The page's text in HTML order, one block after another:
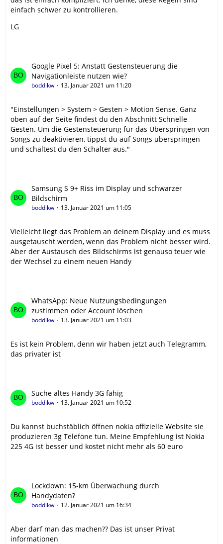
einfach schwer zu kontrollieren.
LG
Google Pixel 5: Anstatt Gestensteuerung die
Navigationleiste nutzen wie?
boddikw 13. Januar 2021 um 11:20
"Einstellungen > System > Gesten > Motion Sense. Ganz
oben auf der Seite findest du den Abschnitt Schnelle
Gesten. Um die Gestensteuerung für das Überspringen von
Songs zu deaktivieren, tippst du auf Songs überspringen
und schaltest du den Schalter aus."
Samsung S 9+ Riss im Display und schwarzer
Bildschirm
boddikw 13. Januar 2021 um 11:05
Vielleicht liegt das Problem an deinem Display und es muss
ausgetauscht werden, wenn das Problem nicht besser wird.
Aber der Austausch des Bildschirms ist genauso teuer wie
der Wechsel zu einem neuen Handy
WhatsApp: Neue Nutzungsbedingungen
zustimmen oder Account löschen
boddikw 13. Januar 2021 um 11:03
Es ist kein Problem, denn wir haben jetzt auch Telegramm,
das privater ist
Suche altes Handy 3G fähig
boddikw 13. Januar 2021 um 10:52
Du kannst buchstäblich öffnen nokia offizielle Website sie
produzieren 3g Telefone tun. Meine Empfehlung ist Nokia
225 4G ist besser und kostet nicht mehr als 60 euro
Lockdown: 15-km Überwachung durch
Handydaten?
boddikw 12. Januar 2021 um 16:34
Aber darf man das machen?? Das ist unser Privat
informationen